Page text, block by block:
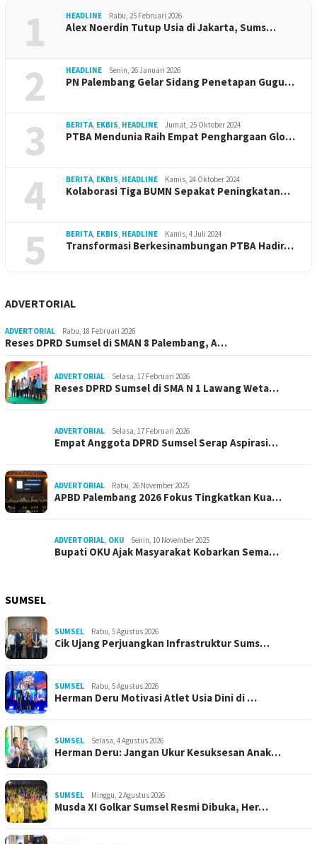
1 HEADLINE Rabu, 25 Februari 2026
Alex Noerdin Tutup Usia di Jakarta, Sums…
2 HEADLINE Senin, 26 Januari 2026
PN Palembang Gelar Sidang Penetapan Gugu…
3 BERITA, EKBIS, HEADLINE Jumat, 25 Oktober 2024
PTBA Mendunia Raih Empat Penghargaan Glo…
4 BERITA, EKBIS, HEADLINE Kamis, 24 Oktober 2024
Kolaborasi Tiga BUMN Sepakat Peningkatan…
5 BERITA, EKBIS, HEADLINE Kamis, 4 Juli 2024
Transformasi Berkesinambungan PTBA Hadir…
ADVERTORIAL
ADVERTORIAL Rabu, 18 Februari 2026
Reses DPRD Sumsel di SMAN 8 Palembang, A…
ADVERTORIAL Selasa, 17 Februari 2026
Reses DPRD Sumsel di SMA N 1 Lawang Weta…
ADVERTORIAL Selasa, 17 Februari 2026
Empat Anggota DPRD Sumsel Serap Aspirasi…
ADVERTORIAL Rabu, 26 November 2025
APBD Palembang 2026 Fokus Tingkatkan Kua…
ADVERTORIAL, OKU Senin, 10 November 2025
Bupati OKU Ajak Masyarakat Kobarkan Sema…
SUMSEL
SUMSEL Rabu, 5 Agustus 2026
Cik Ujang Perjuangkan Infrastruktur Sums…
SUMSEL Rabu, 5 Agustus 2026
Herman Deru Motivasi Atlet Usia Dini di …
SUMSEL Selasa, 4 Agustus 2026
Herman Deru: Jangan Ukur Kesuksesan Anak…
SUMSEL Minggu, 2 Agustus 2026
Musda XI Golkar Sumsel Resmi Dibuka, Her…